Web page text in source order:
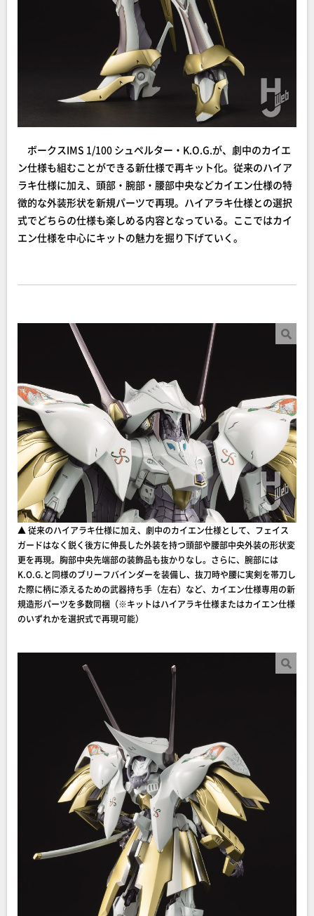
ボークスIMS 1/100 シュペルター・K.O.G.が、劇中のカイエ
ン仕様も組むことができる新仕様で再キット化。従来のハイア
ラキ仕様に加え、頭部・腕部・腰部中央などカイエン仕様の特
徴的な外装形状を新規パーツで再現。ハイアラキ仕様との選択
式でどちらの仕様も楽しめる内容となっている。ここではカイ
エン仕様を中心にキットの魅力を掘り下げていく。
▲ 従来のハイアラキ仕様に加え、劇中のカイエン仕様として、フェイス
ガードはなく鋭く後方に伸長した外装を持つ頭部や腰部中央外装の形状変
更を再現。胸部中央先端部の装飾品も抜かりなし。さらに、腕部には
K.O.G.と同様のブリーフバインダーを装備し、抜刀時や腰に実剣を帯刀し
た際に柄に添えるための武器持ち手（左右）など、カイエン仕様専用の新
規造形パーツを多数同梱（※キットはハイアラキ仕様またはカイエン仕様
のいずれかを選択式で再現可能）